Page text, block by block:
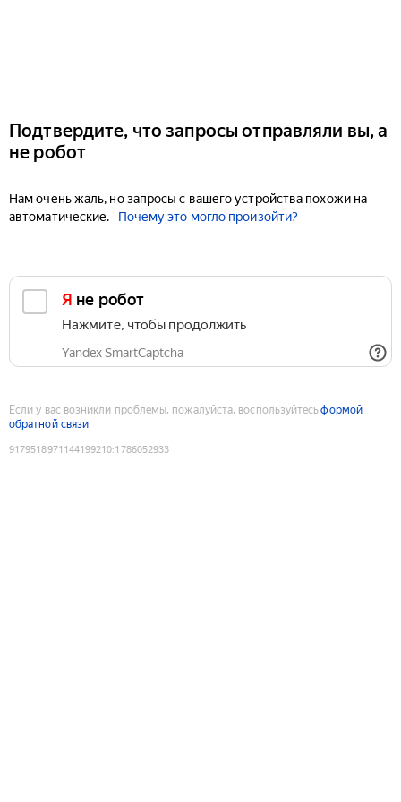
Подтвердите, что запросы отправляли вы, а
не робот
Нам очень жаль, но запросы с вашего устройства похожи на
автоматические.
Почему это могло произойти?
Я не робот
Нажмите, чтобы продолжить
Yandex SmartCaptcha
Если у вас возникли проблемы, пожалуйста, воспользуйтесьформой
обратной связи
9179518971144199210:1786052933